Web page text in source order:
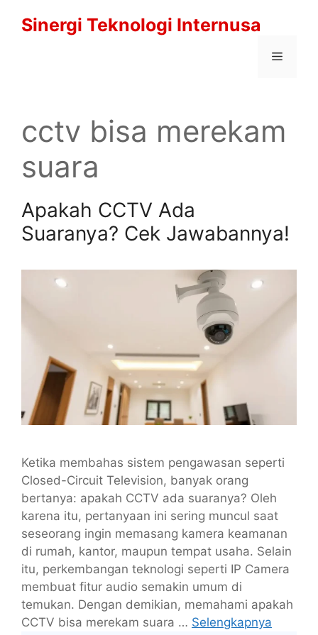
Sinergi Teknologi Internusa
Menu
cctv bisa merekam
suara
Apakah CCTV Ada
Suaranya? Cek Jawabannya!
Ketika membahas sistem pengawasan seperti
Closed-Circuit Television, banyak orang
bertanya: apakah CCTV ada suaranya? Oleh
karena itu, pertanyaan ini sering muncul saat
seseorang ingin memasang kamera keamanan
di rumah, kantor, maupun tempat usaha. Selain
itu, perkembangan teknologi seperti IP Camera
membuat fitur audio semakin umum di
temukan. Dengan demikian, memahami apakah
CCTV bisa merekam suara … Selengkapnya